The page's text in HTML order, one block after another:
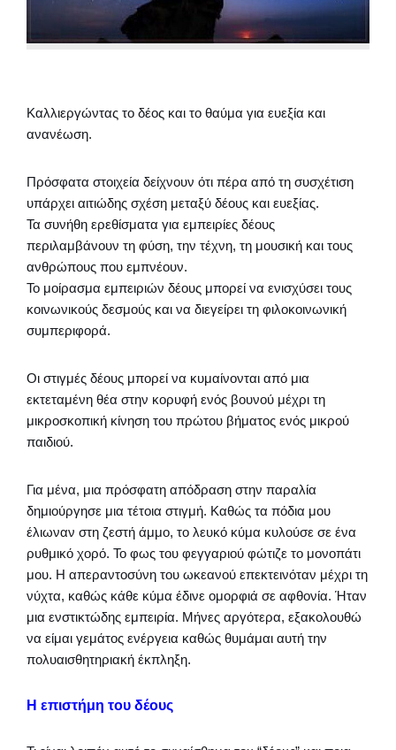
Καλλιεργώντας το δέος και το θαύμα για ευεξία και
ανανέωση.
Πρόσφατα στοιχεία δείχνουν ότι πέρα από τη συσχέτιση
υπάρχει αιτιώδης σχέση μεταξύ δέους και ευεξίας.
Τα συνήθη ερεθίσματα για εμπειρίες δέους
περιλαμβάνουν τη φύση, την τέχνη, τη μουσική και τους
ανθρώπους που εμπνέουν.
Το μοίρασμα εμπειριών δέους μπορεί να ενισχύσει τους
κοινωνικούς δεσμούς και να διεγείρει τη φιλοκοινωνική
συμπεριφορά.
Οι στιγμές δέους μπορεί να κυμαίνονται από μια
εκτεταμένη θέα στην κορυφή ενός βουνού μέχρι τη
μικροσκοπική κίνηση του πρώτου βήματος ενός μικρού
παιδιού.
Για μένα, μια πρόσφατη απόδραση στην παραλία
δημιούργησε μια τέτοια στιγμή. Καθώς τα πόδια μου
έλιωναν στη ζεστή άμμο, το λευκό κύμα κυλούσε σε ένα
ρυθμικό χορό. Το φως του φεγγαριού φώτιζε το μονοπάτι
μου. Η απεραντοσύνη του ωκεανού επεκτεινόταν μέχρι τη
νύχτα, καθώς κάθε κύμα έδινε ομορφιά σε αφθονία. Ήταν
μια ενστικτώδης εμπειρία. Μήνες αργότερα, εξακολουθώ
να είμαι γεμάτος ενέργεια καθώς θυμάμαι αυτή την
πολυαισθητηριακή έκπληξη.
Η επιστήμη του δέους